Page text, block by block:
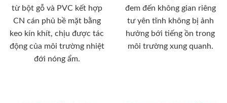
từ bột gỗ và PVC kết hợp
CN cán phủ bề mặt bằng
keo kín khít, chịu được tác
động của môi trường nhiệt
đới nóng ẩm.
đem đến không gian riêng
tư yên tĩnh không bị ảnh
hưởng bới tiếng ồn trong
môi trường xung quanh.